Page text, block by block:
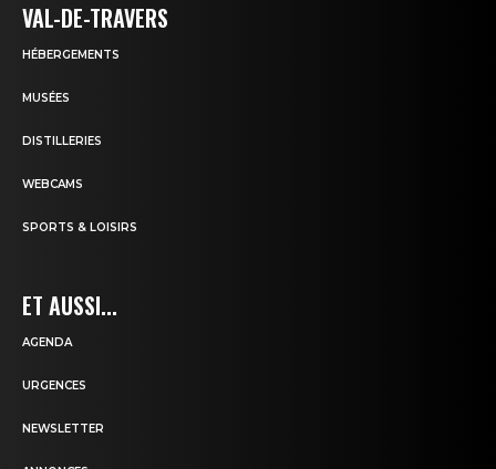
VAL-DE-TRAVERS
HÉBERGEMENTS
MUSÉES
DISTILLERIES
WEBCAMS
SPORTS & LOISIRS
ET AUSSI...
AGENDA
URGENCES
NEWSLETTER